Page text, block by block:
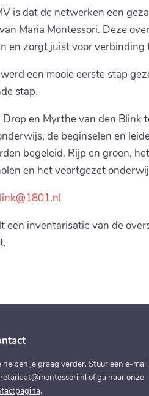
is dat de netwerken een
Maria Montessori. Deze
en zorgt juist voor verbinding
een mooie eerste stap
stap.
en Myrthe van den Blink
de beginselen en
begeleid. Rijp en groen,
en het voortgezet
een inventarisatie van de
helpen je graag verder. Stuur een e-
of ga naar onze
.